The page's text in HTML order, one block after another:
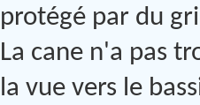
protégé par du
La cane n'a pas
la vue vers le